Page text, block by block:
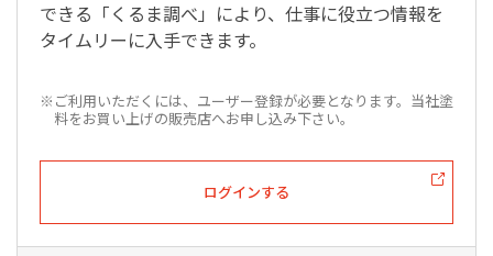
できる「くるま調べ」により、仕事に役立つ情報を
タイムリーに入手できます。
※ご利用いただくには、ユーザー登録が必要となります。当社塗
料をお買い上げの販売店へお申し込み下さい。
ログインする